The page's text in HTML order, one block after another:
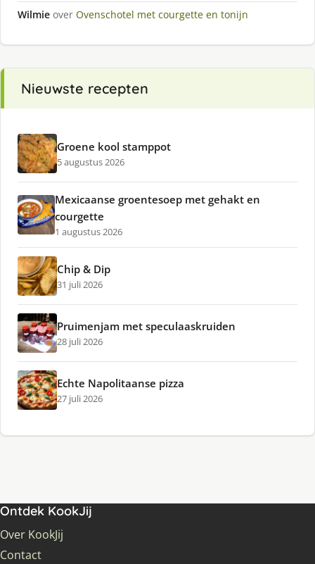
Wilmie over Ovenschotel met courgette en tonijn
Nieuwste recepten
Groene kool stamppot
5 augustus 2026
Mexicaanse groentesoep met gehakt en
courgette
1 augustus 2026
Chip & Dip
31 juli 2026
Pruimenjam met speculaaskruiden
28 juli 2026
Echte Napolitaanse pizza
27 juli 2026
Ontdek KookJij
Over KookJij
Contact